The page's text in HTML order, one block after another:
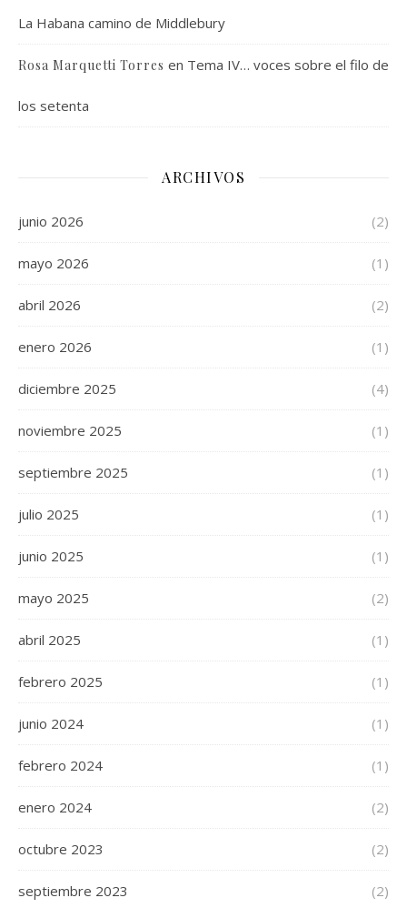
La Habana camino de Middlebury
Rosa Marquetti Torres en Tema IV… voces sobre el filo de
los setenta
ARCHIVOS
junio 2026 (2)
mayo 2026 (1)
abril 2026 (2)
enero 2026 (1)
diciembre 2025 (4)
noviembre 2025 (1)
septiembre 2025 (1)
julio 2025 (1)
junio 2025 (1)
mayo 2025 (2)
abril 2025 (1)
febrero 2025 (1)
junio 2024 (1)
febrero 2024 (1)
enero 2024 (2)
octubre 2023 (2)
septiembre 2023 (2)